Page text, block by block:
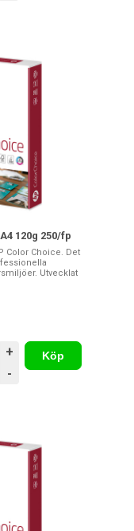
120g 250/fp
Color Choice. Det
Utvecklat
+
-
Köp